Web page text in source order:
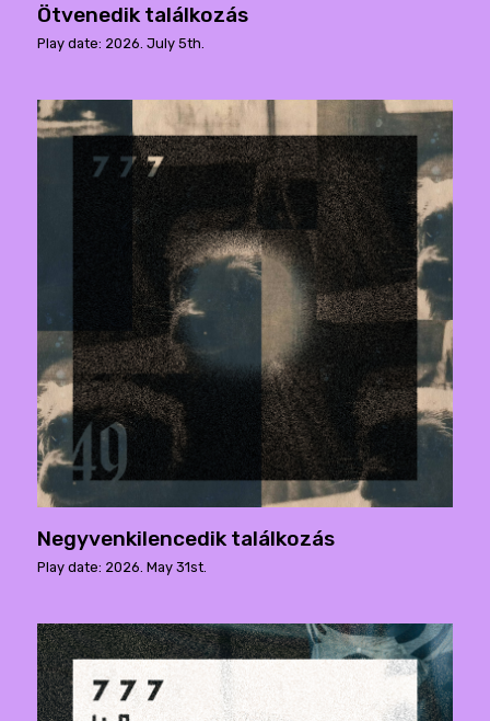
Ötvenedik találkozás
Play date: 2026. July 5th.
Negyvenkilencedik találkozás
Play date: 2026. May 31st.